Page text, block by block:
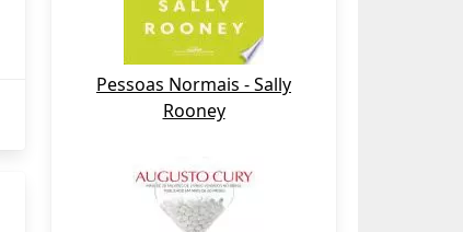
Pessoas Normais - Sally
Rooney